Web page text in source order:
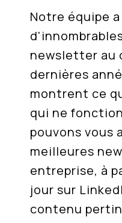
Notre équipe
newsletter au
dernières
montrent ce
qui ne
pouvons vous
meilleures
entreprise, à
jour sur
contenu